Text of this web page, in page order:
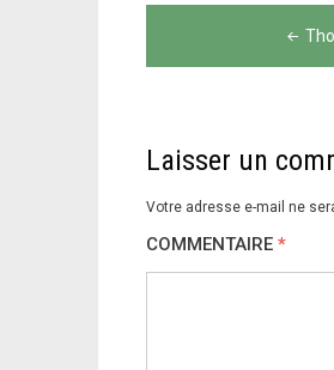
Navigation
de
Laisser un
Votre adresse e-mail ne
COMMENTAIRE *